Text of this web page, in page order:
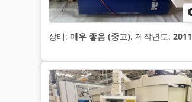
상태: 매우 좋음 (중고), 제작년도: 2011